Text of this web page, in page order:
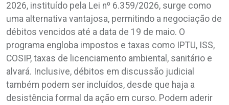
2026, instituído pela Lei nº 6.359/2026, surge como
uma alternativa vantajosa, permitindo a negociação de
débitos vencidos até a data de 19 de maio. O
programa engloba impostos e taxas como IPTU, ISS,
COSIP, taxas de licenciamento ambiental, sanitário e
alvará. Inclusive, débitos em discussão judicial
também podem ser incluídos, desde que haja a
desistência formal da ação em curso. Podem aderir